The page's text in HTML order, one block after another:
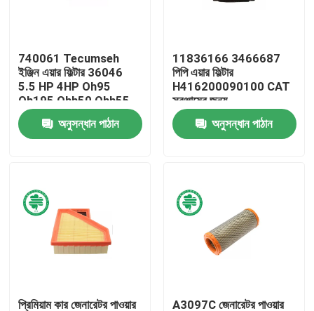
কারখানা ভ্রমণ
মান নিয়ন্ত্রণ
খবর
স্বয়ংচালিত ইঞ্জিন এয়ার ফিল্টার
স্বয়ংচালিত কেবিন এয়ার ফিল্টার
740061 Tecumseh
ইঞ্জিন এয়ার ফিল্টার 36046
5.5 HP 4HP Oh95
Oh195 Ohh50 Ohh55
Vlv50 Vlv55
অনুসন্ধান পাঠান
11836166 3466687
পিপি এয়ার ফিল্টার
H416200090100 CAT
সরঞ্জামের জন্য
অনুসন্ধান পাঠান
প্রিমিয়াম কার জেনারেটর পাওয়ার A3097C জেনারেটর পাওয়ার